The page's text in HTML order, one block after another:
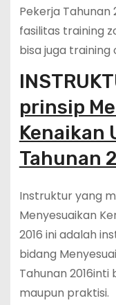
Pekerja Tahunan
fasilitas training
bisa juga
prinsip
Kenaikan
Tahunan
Instruktur yang
Menyesuaikan
2016 ini adalah
bidang
Tahunan
maupun praktisi.